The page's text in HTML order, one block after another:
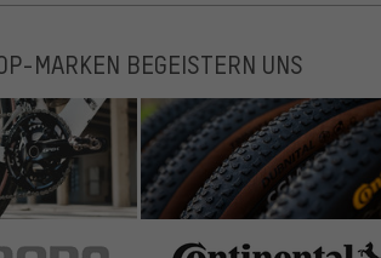
MARKEN BEGEISTERN UNS